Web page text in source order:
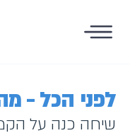
לפני הכל -
שיחה כנה על